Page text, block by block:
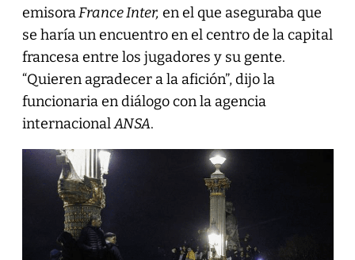
emisoraFrance Inter, en el que aseguraba que
se haría un encuentro en el centro de la capital
francesa entre los jugadores y su gente.
“Quieren agradecer a la afición”, dijo la
funcionaria en diálogo con la agencia
internacionalANSA.